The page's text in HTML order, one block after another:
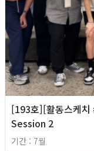
[193호][활동스케
Session 2
기간 : 7월